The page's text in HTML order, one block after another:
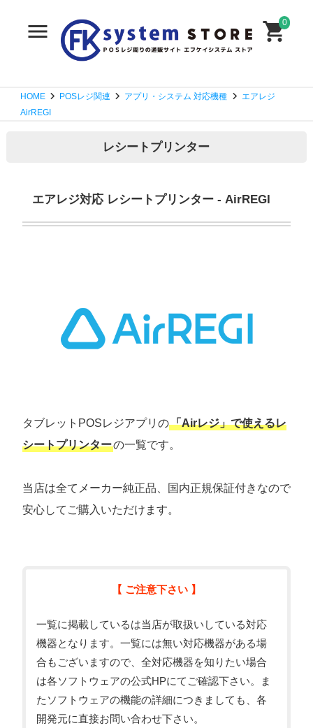
0
HOME POSレジ関連 アプリ・システム 対応機種
エアレジ
AirREGI
レシートプリンター
エアレジ対応 レシートプリンター - AirREGI
タブレットPOSレジアプリの「Airレジ」で使えるレ
シートプリンターの一覧です。
当店は全てメーカー純正品、国内正規保証付きなので
安心してご購入いただけます。
【 ご注意下さい 】
一覧に掲載しているは当店が取扱いしている対応
機器となります。一覧には無い対応機器がある場
合もございますので、全対応機器を知りたい場合
は各ソフトウェアの公式HPにてご確認下さい。ま
たソフトウェアの機能の詳細につきましても、各
開発元に直接お問い合わせ下さい。